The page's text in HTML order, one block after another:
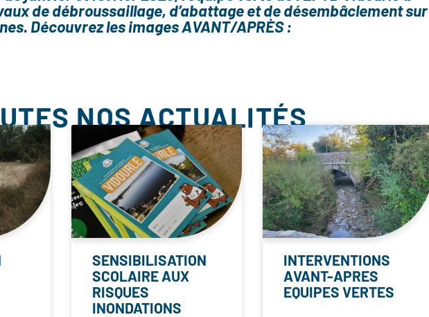
de débroussaillage, d’abattage et de désembâclement sur
Découvrez les images AVANT/APRÈS :
NOS ACTUALITÉS
SENSIBILISATION
SCOLAIRE AUX
RISQUES
INONDATIONS
INTERVENTIONS
AVANT-APRES
EQUIPES VERTES